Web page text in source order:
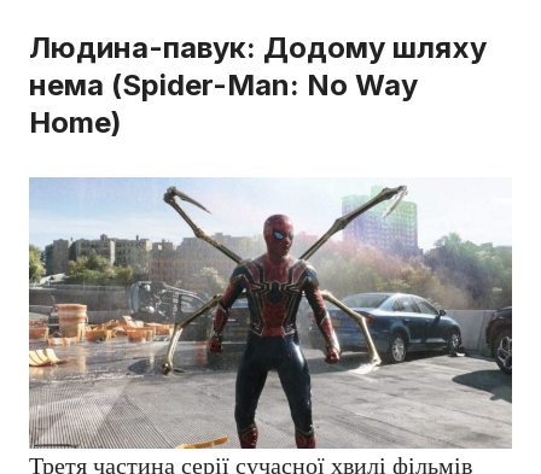
Людина-павук: Додому шляху
нема (Spider-Man: No Way
Home)
Третя частина серії сучасної хвилі фільмів